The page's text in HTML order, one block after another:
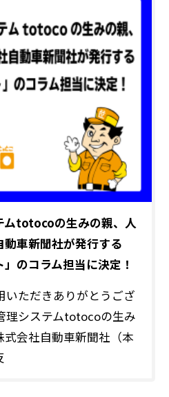
ムtotocoの生みの親、人
車新聞社が発行する
」のコラム担当に決定！
ただきありがとうござ
理システムtotocoの生み
会社自動車新聞社（本